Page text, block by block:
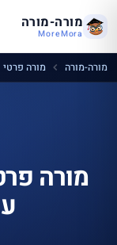
מורה-מורה
MoreMora
מורה-מורה מורה פרטי
מורה